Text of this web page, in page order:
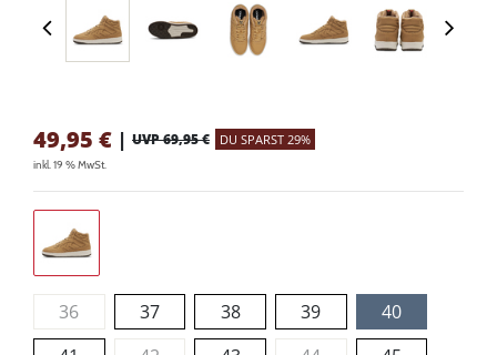
49,95 € | UVP 69,95 € DU SPARST 29%
inkl. 19 % MwSt.
36 37 38 39
40